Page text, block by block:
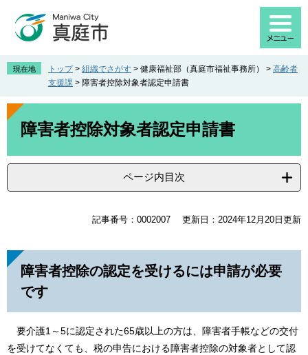
先
。
を
て
へ
現在地 トップ > 組織でさがす > 健康福祉部（真庭市福祉事務所） > 高齢者
支援課 > 障害者控除対象者認定申請書
本
障害者控除対象者認定申請書
ページ内目次
記事番号：0002007 更新日：2024年12月20日更新
障害者控除の認定を受けるには申請が必要
です
要介護1～5に認定された65歳以上の方は、障害者手帳などの交付
を受けてなくても、税の申告における障害者控除の対象者として認